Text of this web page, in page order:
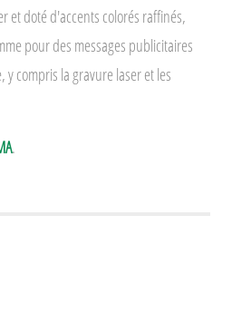
et doté d'accents colorés raffinés,
pour des messages publicitaires
compris la gravure laser et les
.